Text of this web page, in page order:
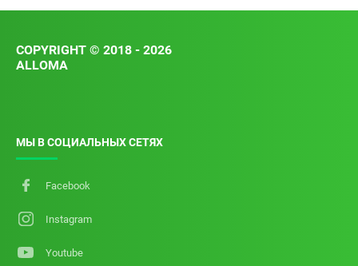
COPYRIGHT © 2018 - 2026
ALLOMA
МЫ В СОЦИАЛЬНЫХ СЕТЯХ
Facebook
Instagram
Youtube